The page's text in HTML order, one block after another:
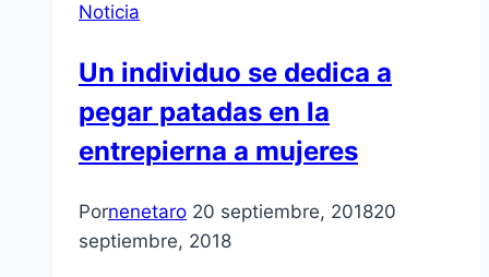
Noticia
Un individuo se dedica a
pegar patadas en la
entrepierna a mujeres
Pornenetaro 20 septiembre, 201820
septiembre, 2018